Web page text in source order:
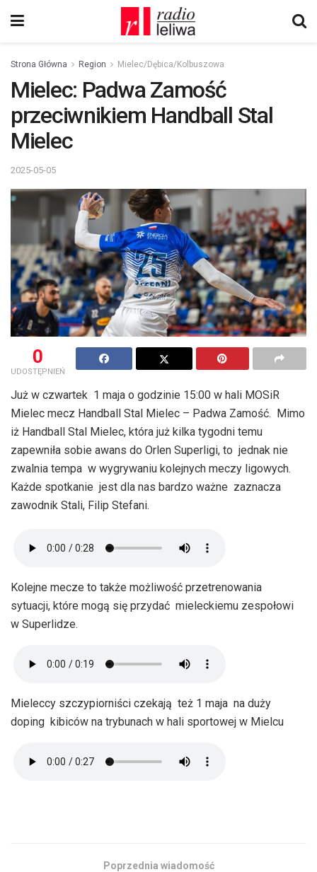
Strona Główna Region Mielec/Dębica/Kolbuszowa
Mielec: Padwa Zamość
przeciwnikiem Handball Stal
Mielec
2025-05-05
0
UDOSTĘPNIEŃ
Już w czwartek 1 maja o godzinie 15:00 w hali MOSiR
Mielec mecz Handball Stal Mielec – Padwa Zamość. Mimo
iż Handball Stal Mielec, która już kilka tygodni temu
zapewniła sobie awans do Orlen Superligi, to jednak nie
zwalnia tempa w wygrywaniu kolejnych meczy ligowych.
Każde spotkanie jest dla nas bardzo ważne zaznacza
zawodnik Stali, Filip Stefani.
Kolejne mecze to także możliwość przetrenowania
sytuacji, które mogą się przydać mieleckiemu zespołowi
w Superlidze.
Mieleccy szczypiorniści czekają też 1 maja na duży
doping kibiców na trybunach w hali sportowej w Mielcu
Poprzednia wiadomość